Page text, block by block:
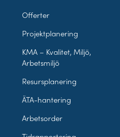
Offerter
Projektplanering
KMA – Kvalitet, Miljö,
Arbetsmiljö
Resursplanering
ÄTA-hantering
Arbetsorder